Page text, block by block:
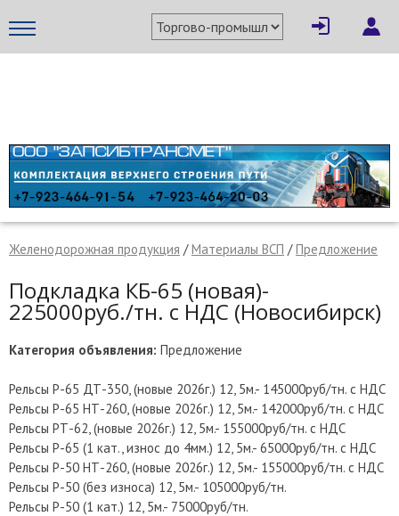
Желенодорожная продукция /Материалы ВСП /Предложение
Подкладка КБ-65 (новая)-
225000руб./тн. с НДС (Новосибирск)
Категория объявления: Предложение
Рельсы Р-65 ДТ-350, (новые 2026г.) 12, 5м.- 145000руб/тн. с НДС
Рельсы Р-65 НТ-260, (новые 2026г.) 12, 5м.- 142000руб/тн. с НДС
Рельсы РТ-62, (новые 2026г.) 12, 5м.- 155000руб/тн. с НДС
Рельсы Р-65 (1 кат., износ до 4мм.) 12, 5м.- 65000руб/тн. с НДС
Рельсы Р-50 НТ-260, (новые 2026г.) 12, 5м.- 155000руб/тн. с НДС
Рельсы Р-50 (без износа) 12, 5м.- 105000руб/тн.
Рельсы Р-50 (1 кат.) 12, 5м.- 75000руб/тн.
× Написать поставщику